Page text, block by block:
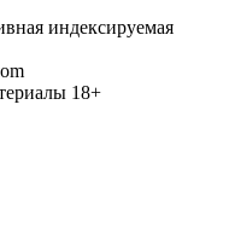
индексируемая
18+